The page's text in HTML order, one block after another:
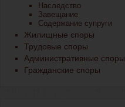
Наследство
Завещание
Содержание супруги
Жилищные споры
Трудовые споры
Административные споры
Гражданские споры